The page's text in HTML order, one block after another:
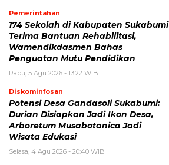
Pemerintahan
174 Sekolah di Kabupaten Sukabumi
Terima Bantuan Rehabilitasi,
Wamendikdasmen Bahas
Penguatan Mutu Pendidikan
Rabu, 5 Agu 2026 - 13:22 WIB
Diskominfosan
Potensi Desa Gandasoli Sukabumi:
Durian Disiapkan Jadi Ikon Desa,
Arboretum Musabotanica Jadi
Wisata Edukasi
Selasa, 4 Agu 2026 - 20:40 WIB